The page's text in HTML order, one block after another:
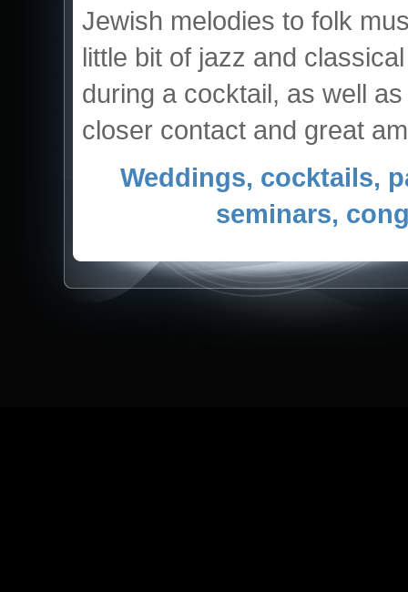
Jewish melodies to folk
little bit of jazz and
during a cocktail, as well
closer contact and great
Weddings, cocktails,
seminars,